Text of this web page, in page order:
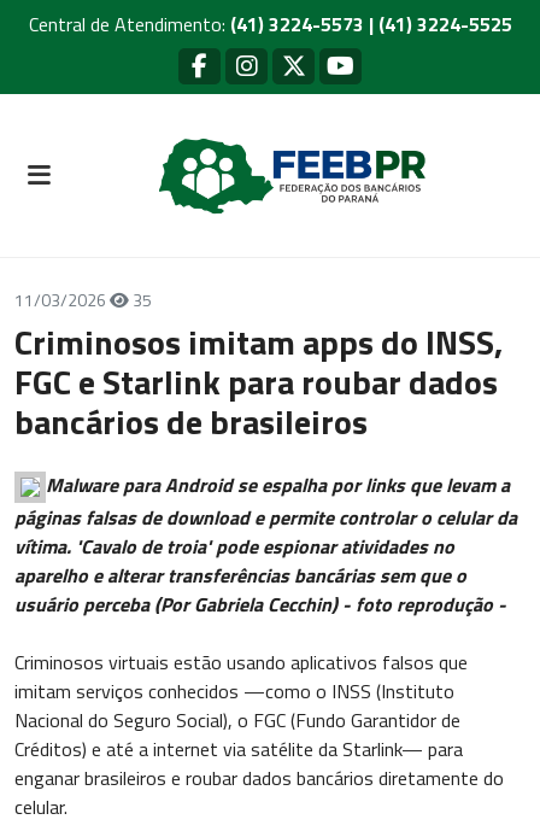
Central de Atendimento: (41) 3224-5573 | (41) 3224-5525
11/03/2026 35
Criminosos imitam apps do INSS,
FGC e Starlink para roubar dados
bancários de brasileiros
Malware para Android se espalha por links que levam a
páginas falsas de download e permite controlar o celular da
vítima. 'Cavalo de troia' pode espionar atividades no
aparelho e alterar transferências bancárias sem que o
usuário perceba (Por Gabriela Cecchin) - foto reprodução -
Criminosos virtuais estão usando aplicativos falsos que
imitam serviços conhecidos —como o INSS (Instituto
Nacional do Seguro Social), o FGC (Fundo Garantidor de
Créditos) e até a internet via satélite da Starlink— para
enganar brasileiros e roubar dados bancários diretamente do
celular.